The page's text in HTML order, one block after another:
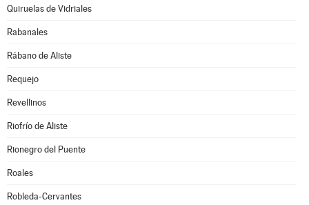
Quiruelas de Vidriales
Rabanales
Rábano de Aliste
Requejo
Revellinos
Riofrío de Aliste
Rionegro del Puente
Roales
Robleda-Cervantes